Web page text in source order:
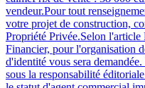
vendeur.Pour tout
votre projet de construction,
Propriété Privée.Selon
Financier, pour l'organisation
d'identité vous sera
sous la responsabilité